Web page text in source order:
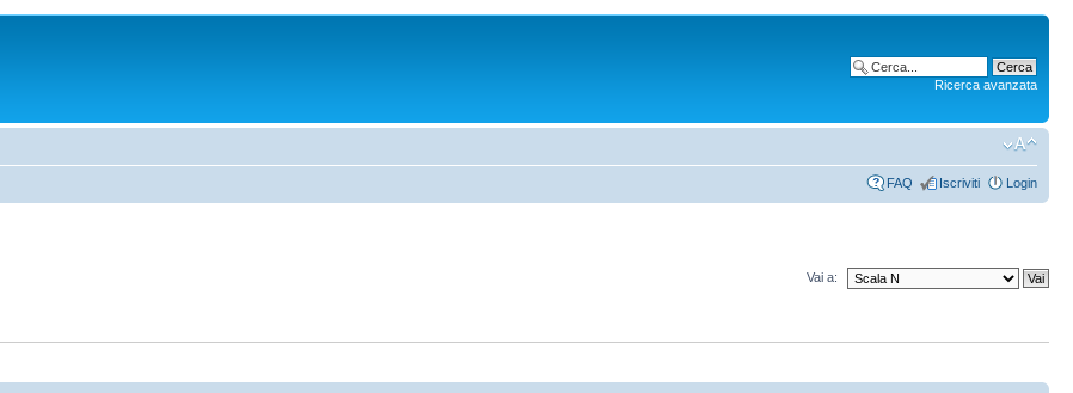
Ricerca avanzata
FAQ Iscriviti Login
Vai a: